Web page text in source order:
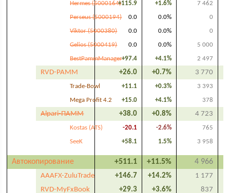
Hermes (5000164)+115.9 +1.6% 7 462
Perseus (5000194) 0.0 0.0% 0
Viktor (5000380) 0.0 0.0% 0
Gelios (5000419) 0.0 0.0% 5 000
BestPammManager+97.4 +4.1% 2 497
RVD-PAMM +26.0 +0.7% 3 770
Trade-Bowl +11.1 +0.3% 3 393
Mega Profit 4.2 +15.0 +4.1% 378
Alpari-ПАММ +38.0 +0.8% 4 723
Kostas (ATS) -20.1 -2.6% 765
SeeK +58.1 1.5% 3 958
Автокопирование +511.1 +11.5% 4 966
AAAFX-ZuluTrade +146.7 +14.2%
1 177
RVD-MyFxBook
+29.3 +3.6%
837